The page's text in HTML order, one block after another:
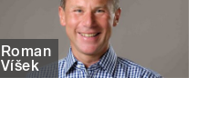
Roman
Víšek